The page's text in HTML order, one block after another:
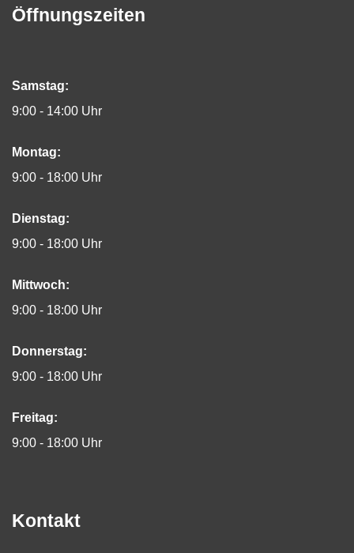
Öffnungszeiten
Samstag:
9:00 - 14:00 Uhr
Montag:
9:00 - 18:00 Uhr
Dienstag:
9:00 - 18:00 Uhr
Mittwoch:
9:00 - 18:00 Uhr
Donnerstag:
9:00 - 18:00 Uhr
Freitag:
9:00 - 18:00 Uhr
Kontakt